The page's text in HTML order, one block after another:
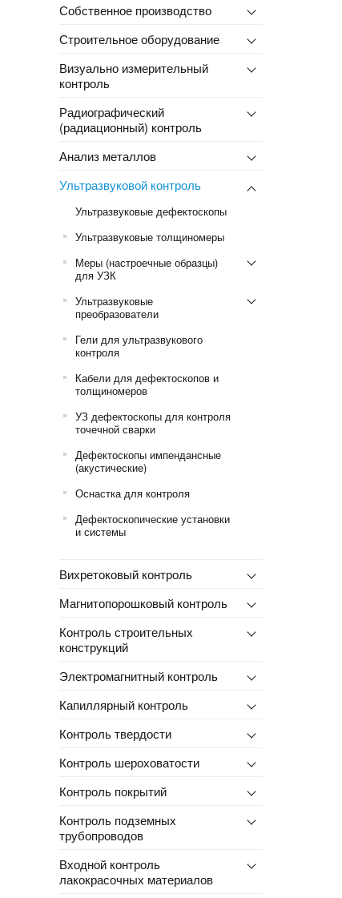
Собственное производство
Строительное оборудование
Визуально измерительный
контроль
Радиографический
(радиационный) контроль
Анализ металлов
Ультразвуковой контроль
Ультразвуковые дефектоскопы
Ультразвуковые толщиномеры
Меры (настроечные образцы)
для УЗК
Ультразвуковые
преобразователи
Гели для ультразвукового
контроля
Кабели для дефектоскопов и
толщиномеров
УЗ дефектоскопы для контроля
точечной сварки
Дефектоскопы импендансные
(акустические)
Оснастка для контроля
Дефектоскопические установки
и системы
Вихретоковый контроль
Магнитопорошковый контроль
Контроль строительных
конструкций
Электромагнитный контроль
Капиллярный контроль
Контроль твердости
Контроль шероховатости
Контроль покрытий
Контроль подземных
трубопроводов
Входной контроль
лакокрасочных материалов